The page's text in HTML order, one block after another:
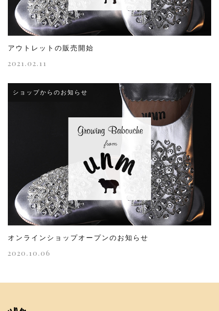
アウトレットの販売開始
2021.02.11
ショップからのお知らせ
オンラインショップオープンのお知らせ
2020.10.06